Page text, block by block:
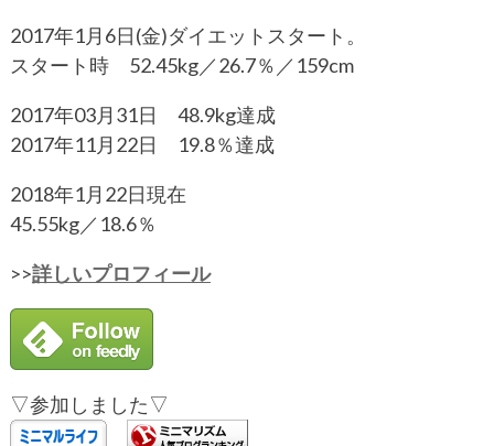
2017年1月6日(金)ダイエットスタート。
スタート時 52.45kg／26.7％／159cm
2017年03月31日 48.9kg達成
2017年11月22日 19.8％達成
2018年1月22日現在
45.55kg／18.6％
>>詳しいプロフィール
▽参加しました▽